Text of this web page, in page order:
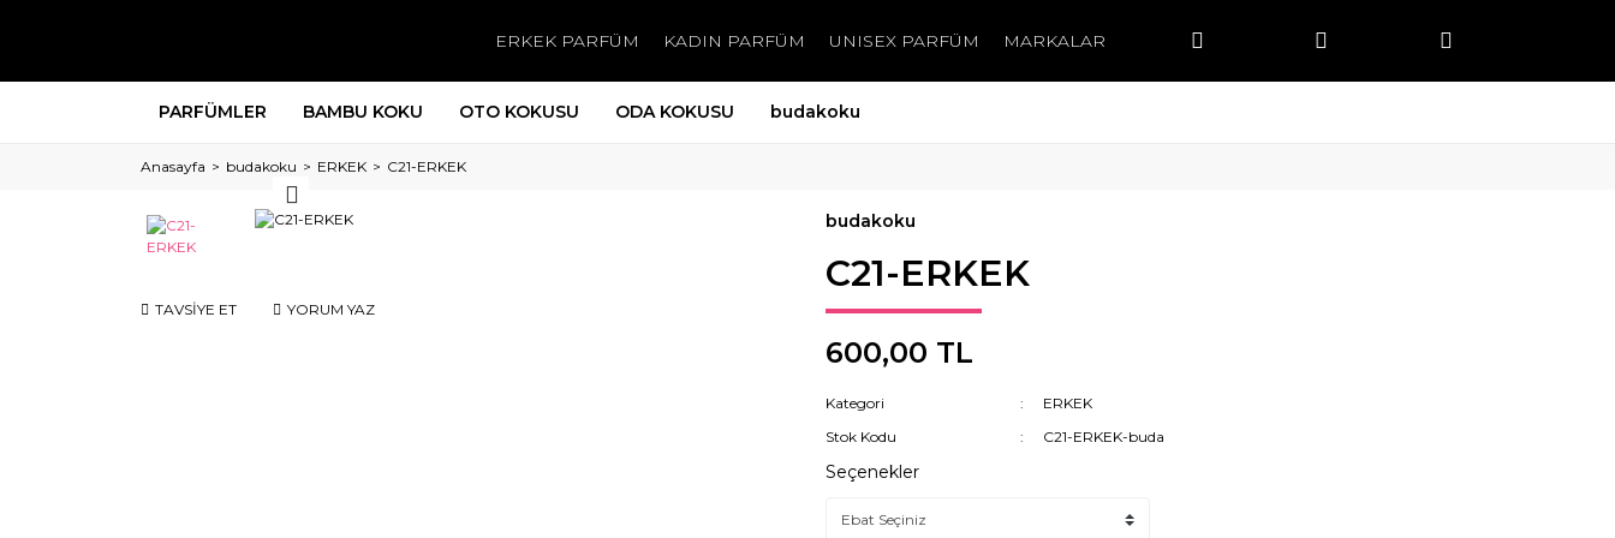
ERKEK PARFÜM KADIN PARFÜM UNISEX PARFÜM MARKALAR
PARFÜMLER BAMBU KOKU OTO KOKUSU ODA KOKUSU budakoku
Anasayfa budakoku ERKEK C21-ERKEK
TAVSİYE ET YORUM YAZ
budakoku
C21-ERKEK
600,00 TL
Kategori
ERKEK
Stok Kodu
C21-ERKEK-buda
Seçenekler